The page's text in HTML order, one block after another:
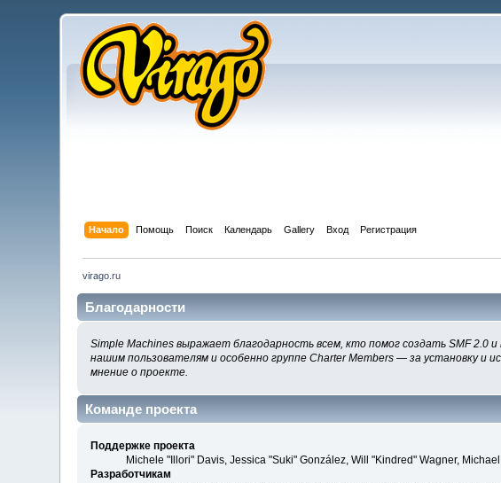
Начало Помощь Поиск Календарь Gallery Вход Регистрация
virago.ru
Благодарности
Simple Machines выражает благодарность всем, кто помог создать SMF
нашим пользователям и особенно группе Charter Members — за установку и
мнение о проекте.
Команде проекта
Поддержке проекта
Michele "Illori" Davis, Jessica "Suki" González, Will "Kindred" Wagner,
Разработчикам